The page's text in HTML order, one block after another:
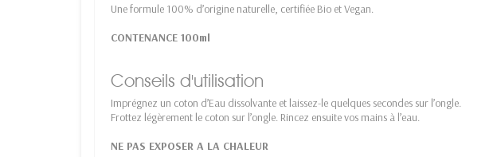
Une formule 100% d’origine naturelle, certifiée Bio et Vegan.
CONTENANCE 100ml
Conseils d'utilisation
Imprégnez un coton d’Eau dissolvante et laissez-le quelques secondes sur l’ongle.
Frottez légèrement le coton sur l’ongle. Rincez ensuite vos mains à l’eau.
NE PAS EXPOSER A LA CHALEUR